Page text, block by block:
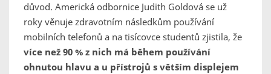
důvod. Americká odbornice Judith Goldová se už
roky věnuje zdravotním následkům používání
mobilních telefonů a na tisícovce studentů zjistila, že
více než 90 % z nich má během používání
ohnutou hlavu a u přístrojů s větším displejem